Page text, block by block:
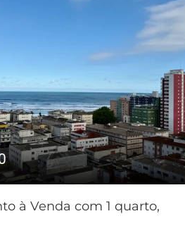
à Venda com 1 quarto,